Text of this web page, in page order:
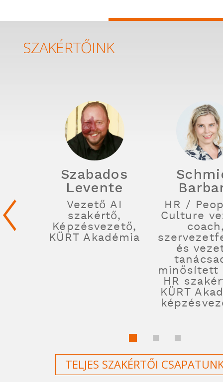
SZAKÉRTŐINK
Szabados
Levente
Vezető AI
szakértő,
Képzésvezető,
KÜRT Akadémia
HR /
Culture
és
minősített
HR
KÜRT
TELJES SZAKÉRTŐI